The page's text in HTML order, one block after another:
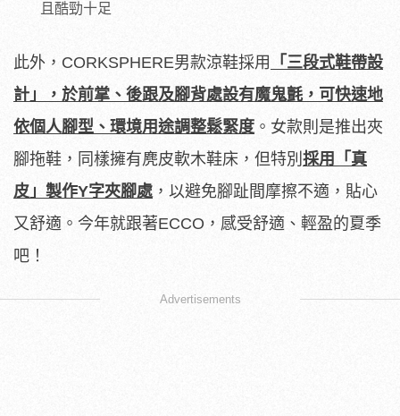
且酷勁十足
此外，CORKSPHERE男款涼鞋採用
「三段式鞋帶設
計」，於前掌、後跟及腳背處設有魔鬼氈，可快速地
依個人腳型、環境用途調整鬆緊度 。女款則是推出夾
腳拖鞋，同樣擁有麂皮軟木鞋床，但特別 採用「真
皮」製作Y字夾腳處，以避免腳趾間摩擦不適，貼心
又舒適。今年就跟著ECCO，感受舒適、輕盈的夏季
吧！
Advertisements